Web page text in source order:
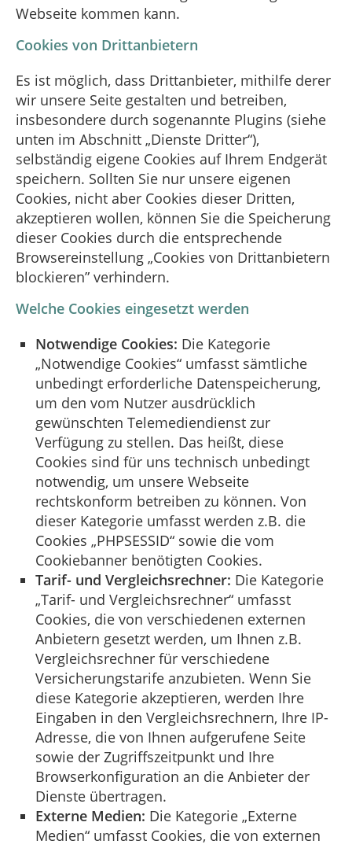
Webseite kommen kann.
Cookies von Drittanbietern
Es ist möglich, dass Drittanbieter, mithilfe derer
wir unsere Seite gestalten und betreiben,
insbesondere durch sogenannte Plugins (siehe
unten im Abschnitt „Dienste Dritter“),
selbständig eigene Cookies auf Ihrem Endgerät
speichern. Sollten Sie nur unsere eigenen
Cookies, nicht aber Cookies dieser Dritten,
akzeptieren wollen, können Sie die Speicherung
dieser Cookies durch die entsprechende
Browsereinstellung „Cookies von Drittanbietern
blockieren” verhindern.
Welche Cookies eingesetzt werden
Notwendige Cookies: Die Kategorie
„Notwendige Cookies“ umfasst sämtliche
unbedingt erforderliche Datenspeicherung,
um den vom Nutzer ausdrücklich
gewünschten Telemediendienst zur
Verfügung zu stellen. Das heißt, diese
Cookies sind für uns technisch unbedingt
notwendig, um unsere Webseite
rechtskonform betreiben zu können. Von
dieser Kategorie umfasst werden z.B. die
Cookies „PHPSESSID“ sowie die vom
Cookiebanner benötigten Cookies.
Tarif- und Vergleichsrechner: Die Kategorie
„Tarif- und Vergleichsrechner“ umfasst
Cookies, die von verschiedenen externen
Anbietern gesetzt werden, um Ihnen z.B.
Vergleichsrechner für verschiedene
Versicherungstarife anzubieten. Wenn Sie
diese Kategorie akzeptieren, werden Ihre
Eingaben in den Vergleichsrechnern, Ihre IP-
Adresse, die von Ihnen aufgerufene Seite
sowie der Zugriffszeitpunkt und Ihre
Browserkonfiguration an die Anbieter der
Dienste übertragen.
Externe Medien: Die Kategorie „Externe
Medien“ umfasst Cookies, die von externen